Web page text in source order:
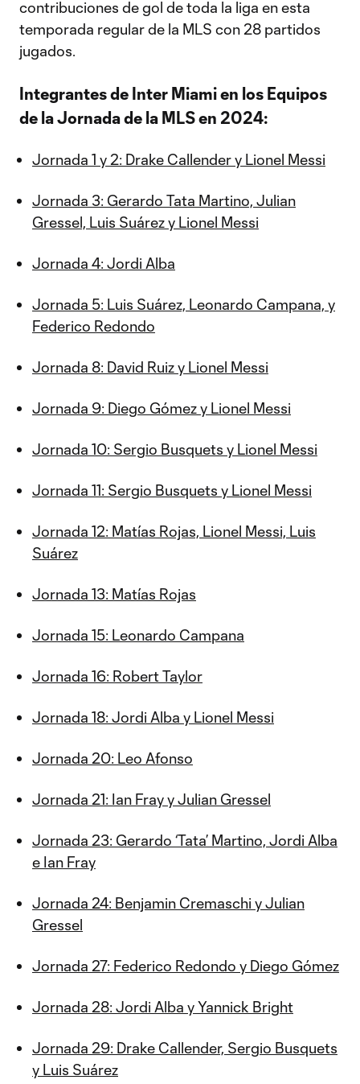
contribuciones de gol de toda la liga en esta
temporada regular de la MLS con 28 partidos
jugados.
Integrantes de Inter Miami en los Equipos
de la Jornada de la MLS en 2024:
Jornada 1 y 2: Drake Callender y Lionel Messi
Jornada 3: Gerardo Tata Martino, Julian
Gressel, Luis Suárez y Lionel Messi
Jornada 4: Jordi Alba
Jornada 5: Luis Suárez, Leonardo Campana, y
Federico Redondo
Jornada 8: David Ruiz y Lionel Messi
Jornada 9: Diego Gómez y Lionel Messi
Jornada 10: Sergio Busquets y Lionel Messi
Jornada 11: Sergio Busquets y Lionel Messi
Jornada 12: Matías Rojas, Lionel Messi, Luis
Suárez
Jornada 13: Matías Rojas
Jornada 15: Leonardo Campana
Jornada 16: Robert Taylor
Jornada 18: Jordi Alba y Lionel Messi
Jornada 20: Leo Afonso
Jornada 21: Ian Fray y Julian Gressel
Jornada 23: Gerardo ‘Tata’ Martino, Jordi Alba
e Ian Fray
Jornada 24: Benjamin Cremaschi y Julian
Gressel
Jornada 27: Federico Redondo y Diego Gómez
Jornada 28: Jordi Alba y Yannick Bright
Jornada 29: Drake Callender, Sergio Busquets
y Luis Suárez